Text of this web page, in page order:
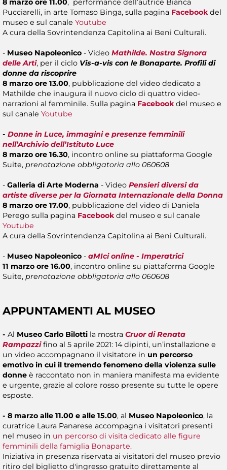
8 marzo ore 11.00, performance dell’autrice Bianca
Pucciarelli, in arte Tomaso Binga, sulla pagina Facebookdel
museo e sul canale Youtube
A cura della Sovrintendenza Capitolina ai Beni Culturali.
- Museo Napoleonico - Video Mathilde. Nostra Signora
delle Arti, per il ciclo Vis-a-vis con le Bonaparte. Profili di
donne da riscoprire
8 marzo ore 13.00, pubblicazione del video dedicato a
Mathilde che inaugura il nuovo ciclo di quattro video-
narrazioni al femminile. Sulla pagina Facebookdel museo e
sul canale Youtube
- Donne in Luce, immagini e presenze femminili
nell’Archivio dell’Istituto Luce
8 marzo ore 16.30, incontro online su piattaforma Google
Suite, prenotazione obbligatoria allo 060608
- Galleria di Arte Moderna - Video Pensieri diversi da
artiste diverse per la Giornata Internazionale della Donna
8 marzo ore 17.00, pubblicazione del video di Daniela
Perego sulla pagina Facebookdel museo e sul canale
Youtube
A cura della Sovrintendenza Capitolina ai Beni Culturali.
- Museo Napoleonico - aMIci online - Imperatrici
11 marzo ore 16.00, incontro online su piattaforma Google
Suite, prenotazione obbligatoria allo 060608
APPUNTAMENTI AL MUSEO
- Al Museo Carlo Bilotti la mostra Cruor di Renata
Rampazzifino al 5 aprile 2021: 14 dipinti, un’installazione e
un video accompagnano il visitatore in un percorso
emotivo in cui il tremendo fenomeno della violenza sulle
donne è raccontato non in maniera manifesta ma evidente
e urgente, grazie al colore rosso presente su tutte le opere
esposte.
- 8 marzo alle 11.00 e alle 15.00, al Museo Napoleonico, la
curatrice Laura Panarese accompagna i visitatori presenti
nel museo in un percorso di visita dedicato alle figure
femminili della famiglia Bonaparte.
Iniziativa in presenza riservata ai visitatori del museo previo
ritiro del biglietto d'ingresso gratuito direttamente al